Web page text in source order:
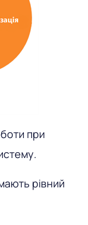
при
рівний